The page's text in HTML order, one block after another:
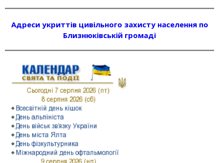
Адреси укриттів цивільного захисту населення по
Близнюківській громаді